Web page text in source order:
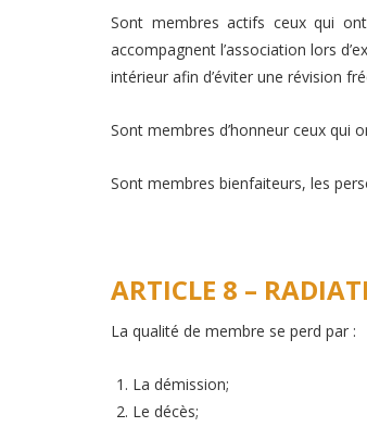
Sont membres actifs ceux qui
accompagnent l’association lors
intérieur afin d’éviter une révision
Sont membres d’honneur ceux qui
Sont membres bienfaiteurs, les
ARTICLE 8 –
La qualité de membre se perd par :
La démission;
Le décès;